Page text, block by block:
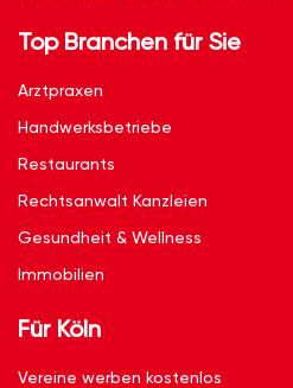
Top Branchen für Sie
Arztpraxen
Handwerksbetriebe
Restaurants
Rechtsanwalt Kanzleien
Gesundheit & Wellness
Immobilien
Für Köln
Vereine werben kostenlos